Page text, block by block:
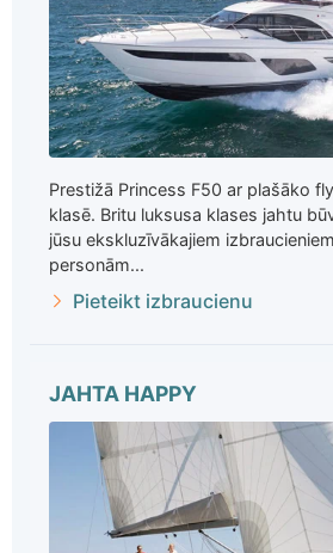
Prestižā Princess F50 ar plašāko
klasē. Britu luksusa klases jahtu
jūsu ekskluzīvākajiem
personām...
Pieteikt izbraucienu
JAHTA HAPPY